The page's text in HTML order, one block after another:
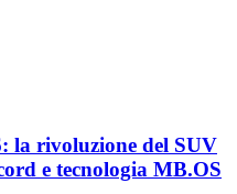
la rivoluzione del SUV
e tecnologia MB.OS